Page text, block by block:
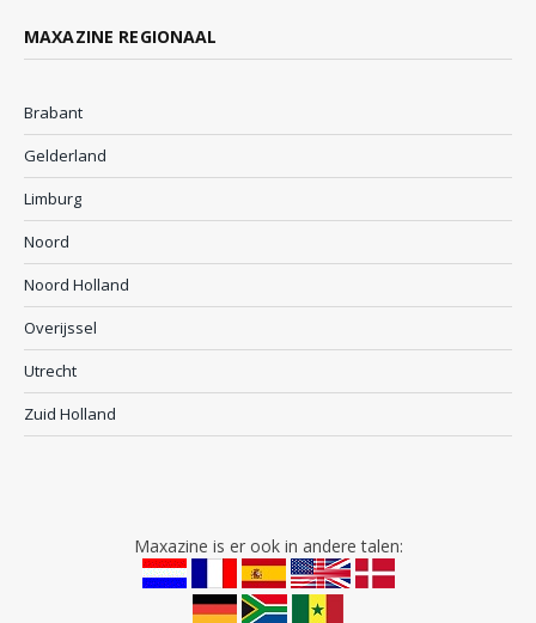
MAXAZINE REGIONAAL
Brabant
Gelderland
Limburg
Noord
Noord Holland
Overijssel
Utrecht
Zuid Holland
Maxazine is er ook in andere talen: